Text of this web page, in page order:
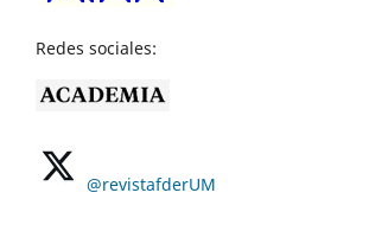
Redes sociales:
@revistafderUM